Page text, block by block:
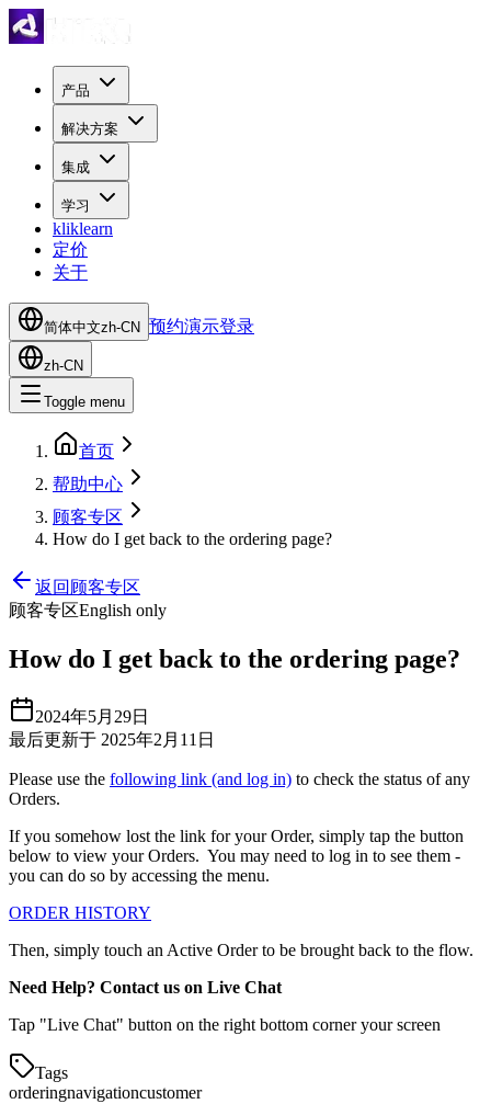
产品
解决方案
集成
学习
kliklearn
定价
关于
简体中文zh-CN 预约演示登录
zh-CN
Toggle menu
首页
帮助中心
顾客专区
How do I get back to the ordering page?
返回顾客专区
顾客专区English only
How do I get back to the ordering page?
2024年5月29日
最后更新于 2025年2月11日
Please use the following link (and log in) to check the status of any
Orders.
If you somehow lost the link for your Order, simply tap the button
below to view your Orders. You may need to log in to see them -
you can do so by accessing the menu.
ORDER HISTORY
Then, simply touch an Active Order to be brought back to the flow.
Need Help? Contact us on Live Chat
Tap "Live Chat" button on the right bottom corner your screen
Tags
orderingnavigationcustomer